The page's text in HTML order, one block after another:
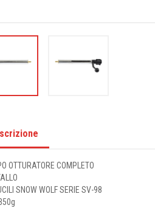
OTTURATORE COMPLETO
SNOW WOLF SERIE SV-98